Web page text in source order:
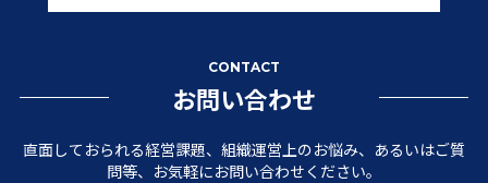
CONTACT
お問い合わせ
直面しておられる経営課題、組織運営上のお悩み、あるいはご質
問等、お気軽にお問い合わせください。